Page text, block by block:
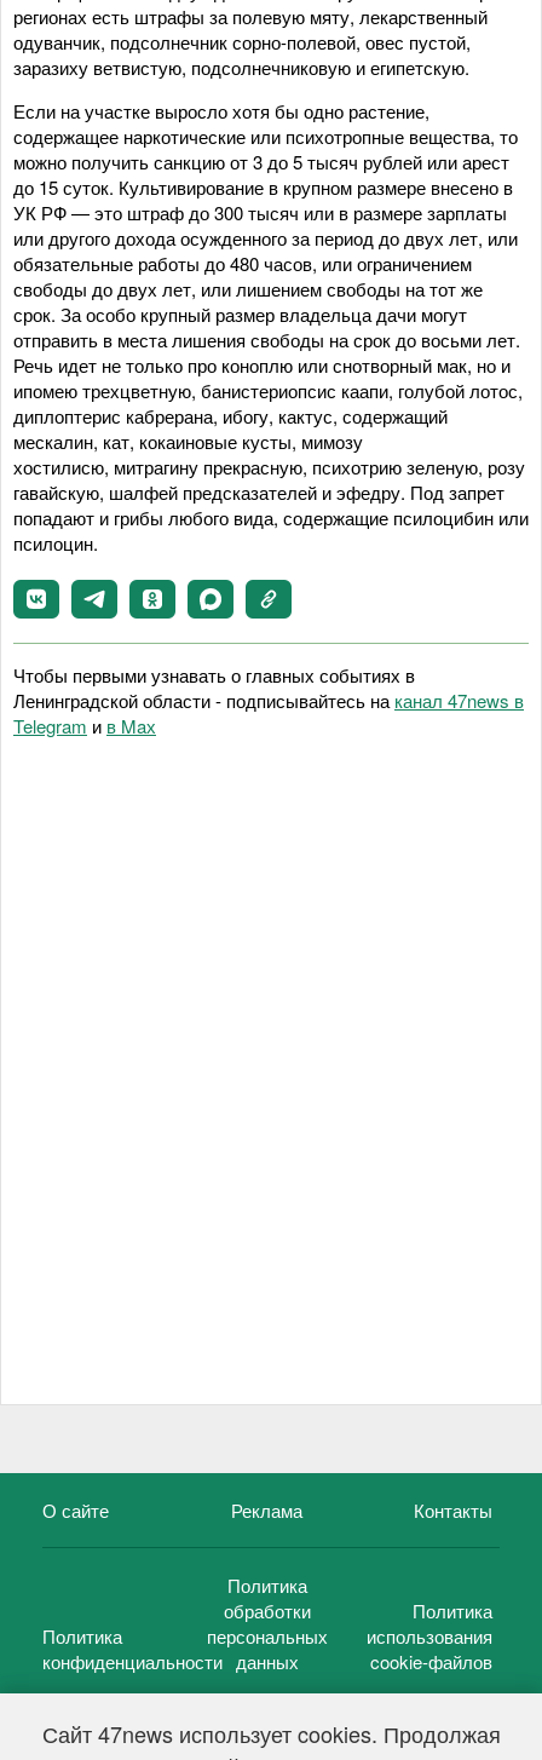
Сайт 47news использует cookies. Продолжая
регионах есть штрафы за полевую мяту, лекарственный
одуванчик, подсолнечник сорно-полевой, овес пустой,
заразиху ветвистую, подсолнечниковую и египетскую.
Если на участке выросло хотя бы одно растение,
содержащее наркотические или психотропные вещества, то
можно получить санкцию от 3 до 5 тысяч рублей или арест
до 15 суток. Культивирование в крупном размере внесено в
УК РФ — это штраф до 300 тысяч или в размере зарплаты
или другого дохода осужденного за период до двух лет, или
обязательные работы до 480 часов, или ограничением
свободы до двух лет, или лишением свободы на тот же
срок. За особо крупный размер владельца дачи могут
отправить в места лишения свободы на срок до восьми лет.
Речь идет не только про коноплю или снотворный мак, но и
ипомею трехцветную, банистериопсис каапи, голубой лотос,
диплоптерис кабрерана, ибогу, кактус, содержащий
мескалин, кат, кокаиновые кусты, мимозу
хостилисю, митрагину прекрасную, психотрию зеленую, розу
гавайскую, шалфей предсказателей и эфедру. Под запрет
попадают и грибы любого вида, содержащие псилоцибин или
псилоцин.
Чтобы первыми узнавать о главных событиях в
Ленинградской области - подписывайтесь на канал 47news в
Telegram и в Maх
О сайте Реклама Контакты
Политика
конфиденциальности
Политика
обработки
персональных
данных
Политика
использования
cookie-файлов